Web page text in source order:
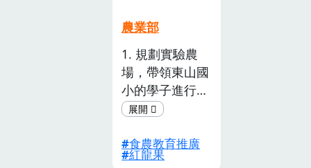
農業部
1. 規劃實驗農
場，帶領東山國
小的學子進行食
農生態實作課程
錄〈火龍果與田
間昆蟲生態〉。
食農教育推廣
紅龍果